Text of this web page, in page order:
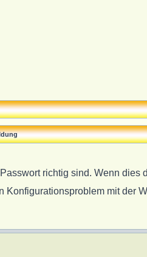
richtig sind. Wenn dies
mit der